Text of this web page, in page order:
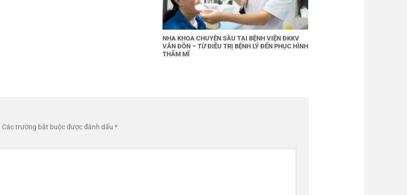
NHA KHOA CHUYÊN SÂU TẠI BỆNH VIỆN ĐKKV
VÂN ĐỒN – TỪ ĐIỀU TRỊ BỆNH LÝ ĐẾN PHỤC HÌNH
THẨM MĨ
Các trường bắt buộc được đánh dấu *